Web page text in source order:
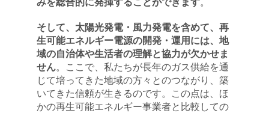
そして、太陽光発電・風力発電を含めて、再
生可能エネルギー電源の開発・運用には、地
域の自治体や生活者の理解と協力が欠かせま
せん。ここで、私たちが長年のガス供給を通
じて培ってきた地域の方々とのつながり、築
いてきた信頼が生きるのです。この点は、ほ
かの再生可能エネルギー事業者と比較しての